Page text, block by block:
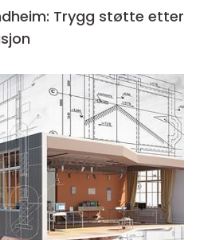
Trygg støtte etter